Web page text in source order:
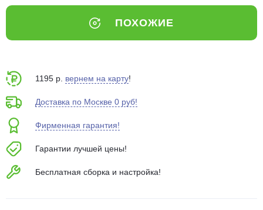
ПОХОЖИЕ
1195 р. вернем на карту!
Доставка по Москве 0 руб!
Фирменная гарантия!
Гарантии лучшей цены!
Бесплатная сборка и настройка!
выбранный способом
Оставшиеся75% будут
Подробнее